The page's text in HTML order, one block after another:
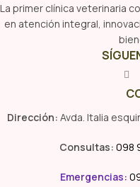
La primer clínica veterinaria
en atención integral,
Dirección: Avda. Italia
Consultas: 098
Emergencias: